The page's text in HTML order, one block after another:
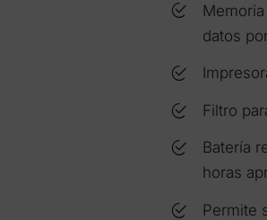
datos
Filtro
Batería
horas
Permite